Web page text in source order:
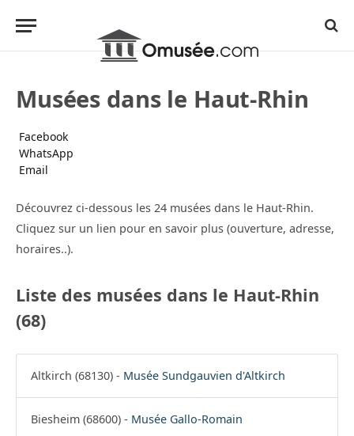
Musées dans le Haut-Rhin
Facebook
WhatsApp
Email
Découvrez ci-dessous les 24 musées dans le Haut-Rhin.
Cliquez sur un lien pour en savoir plus (ouverture, adresse,
horaires..).
Liste des musées dans le Haut-Rhin
(68)
Altkirch (68130) - Musée Sundgauvien d'Altkirch
Biesheim (68600) - Musée Gallo-Romain